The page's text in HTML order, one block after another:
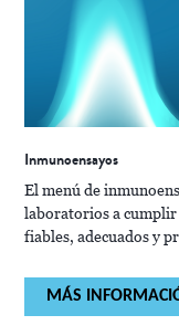
Inmunoensayos
El menú de
laboratorios a
fiables, adecuados y
MÁS